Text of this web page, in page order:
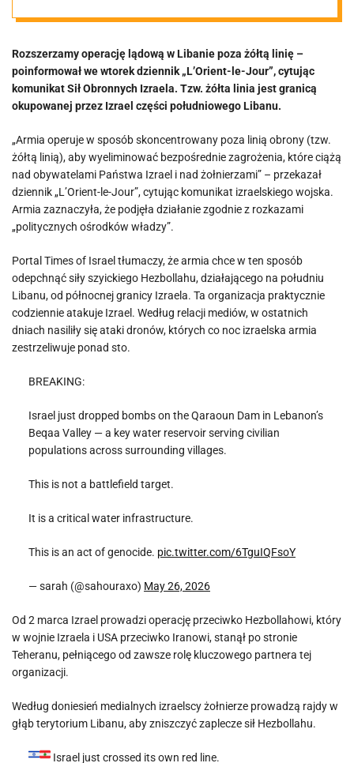
lądową w
Libanie”
Rozszerzamy operację lądową w Libanie poza żółtą linię –
poinformował we wtorek dziennik „L’Orient-le-Jour”, cytując
komunikat Sił Obronnych Izraela. Tzw. żółta linia jest granicą
okupowanej przez Izrael części południowego Libanu.
„Armia operuje w sposób skoncentrowany poza linią obrony (tzw.
żółtą linią), aby wyeliminować bezpośrednie zagrożenia, które ciążą
nad obywatelami Państwa Izrael i nad żołnierzami” – przekazał
dziennik „L’Orient-le-Jour”, cytując komunikat izraelskiego wojska.
Armia zaznaczyła, że podjęła działanie zgodnie z rozkazami
„politycznych ośrodków władzy”.
Portal Times of Israel tłumaczy, że armia chce w ten sposób
odepchnąć siły szyickiego Hezbollahu, działającego na południu
Libanu, od północnej granicy Izraela. Ta organizacja praktycznie
codziennie atakuje Izrael. Według relacji mediów, w ostatnich
dniach nasiliły się ataki dronów, których co noc izraelska armia
zestrzeliwuje ponad sto.
BREAKING:
Israel just dropped bombs on the Qaraoun Dam in Lebanon’s
Beqaa Valley — a key water reservoir serving civilian
populations across surrounding villages.
This is not a battlefield target.
It is a critical water infrastructure.
This is an act of genocide. pic.twitter.com/6TguIQFsoY
— sarah (@sahouraxo) May 26, 2026
Od 2 marca Izrael prowadzi operację przeciwko Hezbollahowi, który
w wojnie Izraela i USA przeciwko Iranowi, stanął po stronie
Teheranu, pełniącego od zawsze rolę kluczowego partnera tej
organizacji.
Według doniesień medialnych izraelscy żołnierze prowadzą rajdy w
głąb terytorium Libanu, aby zniszczyć zaplecze sił Hezbollahu.
Israel just crossed its own red line.